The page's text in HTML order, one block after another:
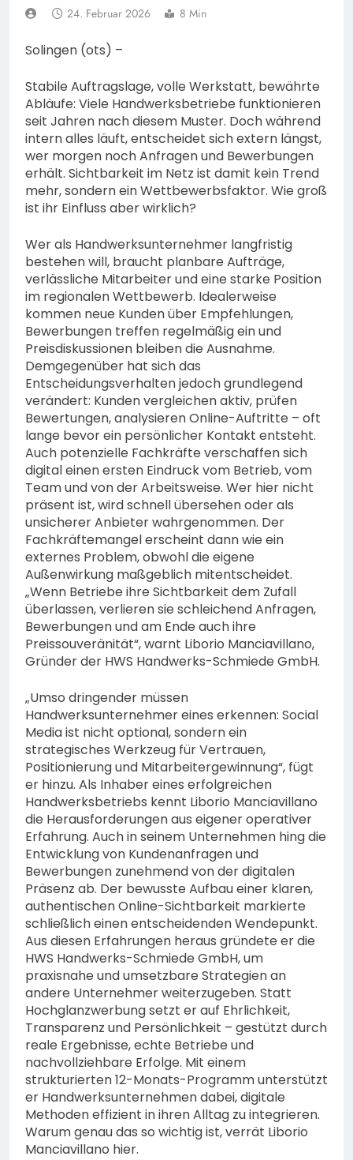
H. weiterhin vermisst –
6. August 2026
24. Februar 2026 8 Min
Solingen (ots) –
Stabile Auftragslage, volle Werkstatt, bewährte
Abläufe: Viele Handwerksbetriebe funktionieren
seit Jahren nach diesem Muster. Doch während
intern alles läuft, entscheidet sich extern längst,
wer morgen noch Anfragen und Bewerbungen
erhält. Sichtbarkeit im Netz ist damit kein Trend
mehr, sondern ein Wettbewerbsfaktor. Wie groß
ist ihr Einfluss aber wirklich?
Wer als Handwerksunternehmer langfristig
bestehen will, braucht planbare Aufträge,
verlässliche Mitarbeiter und eine starke Position
im regionalen Wettbewerb. Idealerweise
kommen neue Kunden über Empfehlungen,
Bewerbungen treffen regelmäßig ein und
Preisdiskussionen bleiben die Ausnahme.
Demgegenüber hat sich das
Entscheidungsverhalten jedoch grundlegend
verändert: Kunden vergleichen aktiv, prüfen
Bewertungen, analysieren Online-Auftritte – oft
lange bevor ein persönlicher Kontakt entsteht.
Auch potenzielle Fachkräfte verschaffen sich
digital einen ersten Eindruck vom Betrieb, vom
Team und von der Arbeitsweise. Wer hier nicht
präsent ist, wird schnell übersehen oder als
unsicherer Anbieter wahrgenommen. Der
Fachkräftemangel erscheint dann wie ein
externes Problem, obwohl die eigene
Außenwirkung maßgeblich mitentscheidet.
„Wenn Betriebe ihre Sichtbarkeit dem Zufall
überlassen, verlieren sie schleichend Anfragen,
Bewerbungen und am Ende auch ihre
Preissouveränität“, warnt Liborio Manciavillano,
Gründer der HWS Handwerks-Schmiede GmbH.
„Umso dringender müssen
Handwerksunternehmer eines erkennen: Social
Media ist nicht optional, sondern ein
strategisches Werkzeug für Vertrauen,
Positionierung und Mitarbeitergewinnung“, fügt
er hinzu. Als Inhaber eines erfolgreichen
Handwerksbetriebs kennt Liborio Manciavillano
die Herausforderungen aus eigener operativer
Erfahrung. Auch in seinem Unternehmen hing die
Entwicklung von Kundenanfragen und
Bewerbungen zunehmend von der digitalen
Präsenz ab. Der bewusste Aufbau einer klaren,
authentischen Online-Sichtbarkeit markierte
schließlich einen entscheidenden Wendepunkt.
Aus diesen Erfahrungen heraus gründete er die
HWS Handwerks-Schmiede GmbH, um
praxisnahe und umsetzbare Strategien an
andere Unternehmer weiterzugeben. Statt
Hochglanzwerbung setzt er auf Ehrlichkeit,
Transparenz und Persönlichkeit – gestützt durch
reale Ergebnisse, echte Betriebe und
nachvollziehbare Erfolge. Mit einem
strukturierten 12-Monats-Programm unterstützt
er Handwerksunternehmen dabei, digitale
Methoden effizient in ihren Alltag zu integrieren.
Warum genau das so wichtig ist, verrät Liborio
Manciavillano hier.